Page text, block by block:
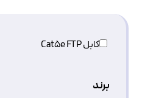
کابل Cat5e FTP
برند